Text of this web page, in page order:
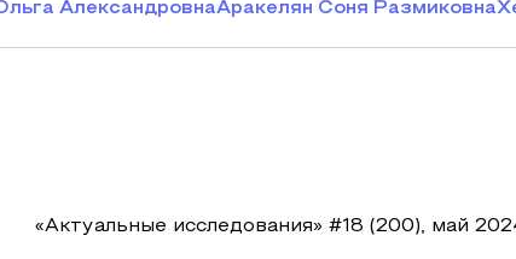
АлександровнаАракелян Соня Размиковна
«Актуальные исследования» #18 (200), май